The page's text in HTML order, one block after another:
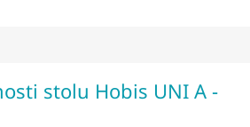
stolu Hobis UNI A -